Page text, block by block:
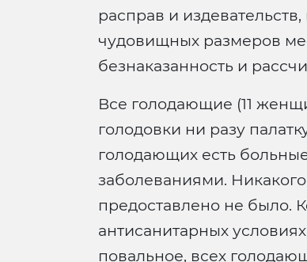
расправ и
чудовищных размеров
безнаказанность и
Все голодающие (11
голодовки ни разу
голодающих есть
заболеваниями.
предоставлено не было.
антисанитарных
повальное, всех